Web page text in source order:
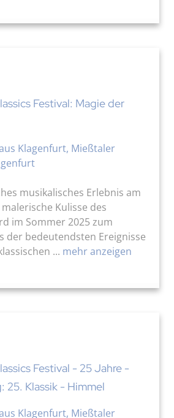
Festival: Magie der
Klagenfurt, Mießtaler
musikalisches Erlebnis am
Kulisse des
im Sommer 2025 zum
der bedeutendsten Ereignisse
... mehr anzeigen
Festival - 25 Jahre -
25. Klassik - Himmel
Klagenfurt, Mießtaler